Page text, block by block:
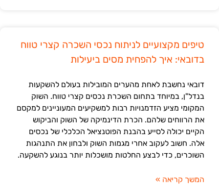
טיפים מקצועיים לניתוח נכסי השכרה קצרי טווח
בדובאי: איך להפחית מסים ביעילות
דובאי נחשבת לאחת מהערים המובילות בעולם להשקעות
בנדל"ן, במיוחד בתחום השכרת נכסים קצרי טווח. השוק
המקומי מציע הזדמנויות רבות למשקיעים המעוניינים למקסם
את הרווחים שלהם. הכרת הדינמיקה של השוק והביקוש
הקיים יכולה לסייע בהבנת הפוטנציאל הכלכלי של נכסים
אלה. חשוב לעקוב אחרי מגמות השוק ולבחון את התנהגות
השוכרים, כדי לבצע החלטות מושכלות יותר בנוגע להשקעה.
המשך קריאה »